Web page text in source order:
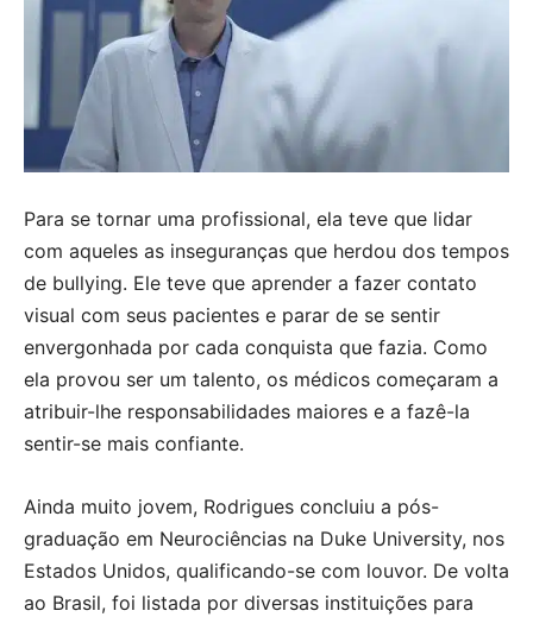
Para se tornar uma profissional, ela teve que lidar
com aqueles as inseguranças que herdou dos tempos
de bullying. Ele teve que aprender a fazer contato
visual com seus pacientes e parar de se sentir
envergonhada por cada conquista que fazia. Como
ela provou ser um talento, os médicos começaram a
atribuir-lhe responsabilidades maiores e a fazê-la
sentir-se mais confiante.
Ainda muito jovem, Rodrigues concluiu a pós-
graduação em Neurociências na Duke University, nos
Estados Unidos, qualificando-se com louvor. De volta
ao Brasil, foi listada por diversas instituições para